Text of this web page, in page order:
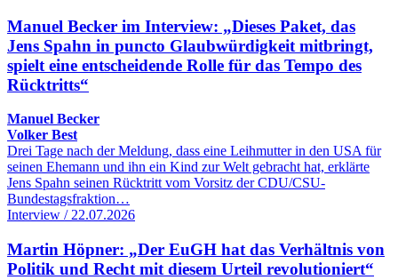
Manuel Becker im Interview: „Dieses Paket, das
Jens Spahn in puncto Glaubwürdigkeit mitbringt,
spielt eine entscheidende Rolle für das Tempo des
Rücktritts“
Manuel Becker
Volker Best
Drei Tage nach der Meldung, dass eine Leihmutter in den USA für
seinen Ehemann und ihn ein Kind zur Welt gebracht hat, erklärte
Jens Spahn seinen Rücktritt vom Vorsitz der CDU/CSU-
Bundestagsfraktion…
Interview / 22.07.2026
Martin Höpner: „Der EuGH hat das Verhältnis von
Politik und Recht mit diesem Urteil revolutioniert“